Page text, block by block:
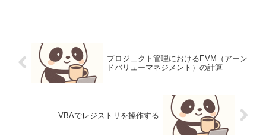
プロジェクト管理におけるEVM（アーン
ドバリューマネジメント）の計算
VBAでレジストリを操作する